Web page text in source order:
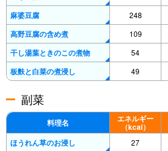
麻婆豆腐 248
高野豆腐の含め煮 109
干し湯葉ときのこの煮物 54
板麩と白菜の煮浸し 49
副菜
料理名 エネルギー
（kcal）
ほうれん草のお浸し
27